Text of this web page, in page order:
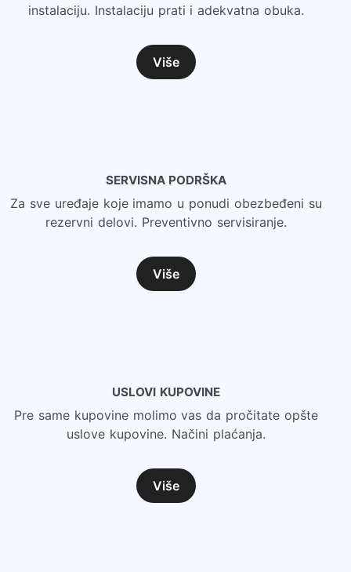
instalaciju. Instalaciju prati i adekvatna obuka.
Više
SERVISNA PODRŠKA
Za sve uređaje koje imamo u ponudi obezbeđeni su
rezervni delovi. Preventivno servisiranje.
Više
USLOVI KUPOVINE
Pre same kupovine molimo vas da pročitate opšte
uslove kupovine. Načini plaćanja.
Više